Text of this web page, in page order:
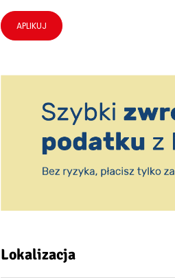
APLIKUJ
Lokalizacja